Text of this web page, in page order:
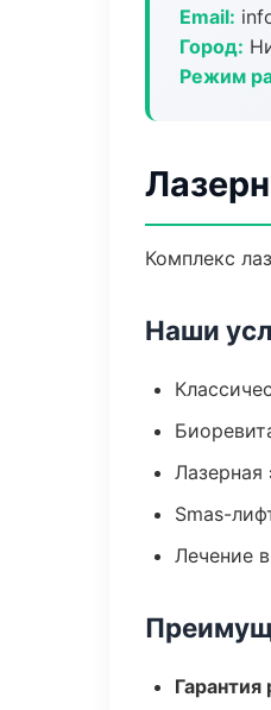
Email:
Город:
Режим
Комплекс
Наши
Лазерная
Smas-
Лечение